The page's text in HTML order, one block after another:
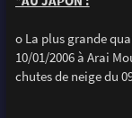
o La plus grande
10/01/2006 à Arai
chutes de neige du